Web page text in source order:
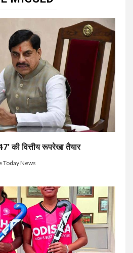
की वित्तीय रूपरेखा तैयार
Today News